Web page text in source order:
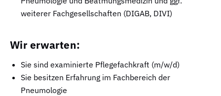
weiterer Fachgesellschaften (DIGAB, DIVI)
Wir erwarten:
Sie sind examinierte Pflegefachkraft (m/w/d)
Sie besitzen Erfahrung im Fachbereich der
Pneumologie